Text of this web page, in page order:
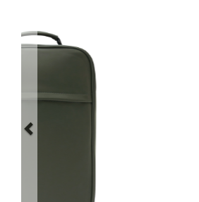
Navidad 🎄 Invierno